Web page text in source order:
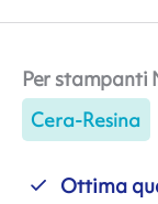
Per stampanti
Cera-Resina
Ottima